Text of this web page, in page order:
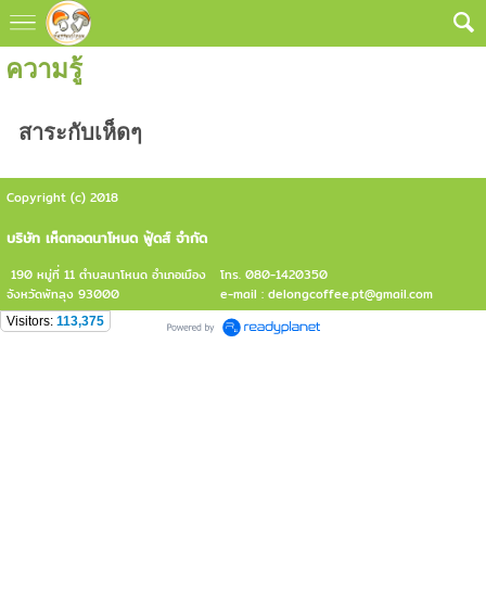
ความรู้
สาระกับเห็ดๆ
Copyright (c) 2018
บริษัท เห็ดทอดนาโหนด ฟู้ดส์ จำกัด
190 หมู่ที่ 11 ตำบลนาโหนด อำเภอเมือง
จังหวัดพัทลุง 93000
โทร. 080-1420350
e-mail : delongcoffee.pt@gmail.com
Visitors: 113,375